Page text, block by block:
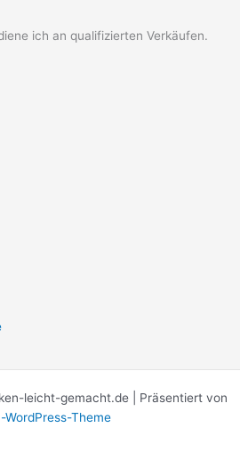
ich an qualifizierten Verkäufen.
leicht-gemacht.de | Präsentiert von
WordPress-Theme